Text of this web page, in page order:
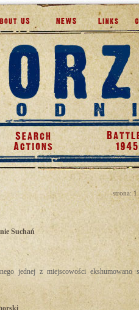
strona: 1
Suchań
jednej z miejscowości